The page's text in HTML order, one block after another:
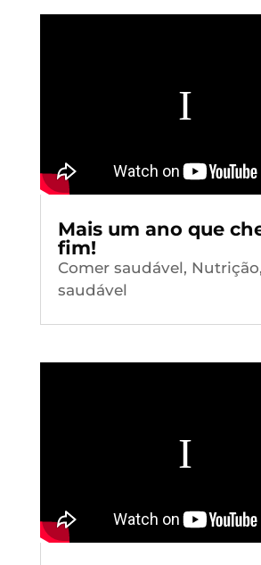
Mais um ano que
fim!
Comer saudável, Nutrição,
saudável